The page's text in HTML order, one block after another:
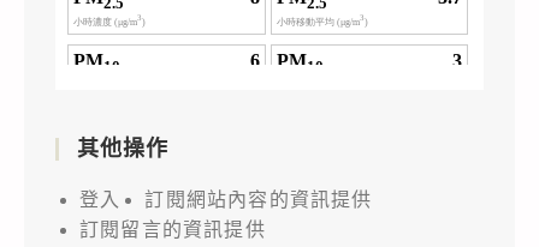
其他操作
登入
訂閱網站內容的資訊提供
訂閱留言的資訊提供